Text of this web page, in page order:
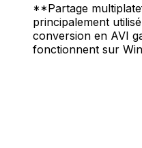
**Partage
principalement
conversion en AVI
fonctionnent sur